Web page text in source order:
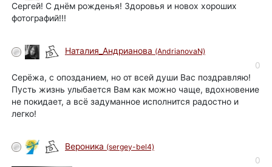
Сергей! С днём рожденья! Здоровья и новох хороших
фотографий!!!
Наталия_Андрианова (AndrianovaN)
0
Серёжа, с опозданием, но от всей души Вас поздравляю!
Пусть жизнь улыбается Вам как можно чаще, вдохновение
не покидает, а всё задуманное исполнится радостно и
легко!
Вероника (sergey-bel4)
0